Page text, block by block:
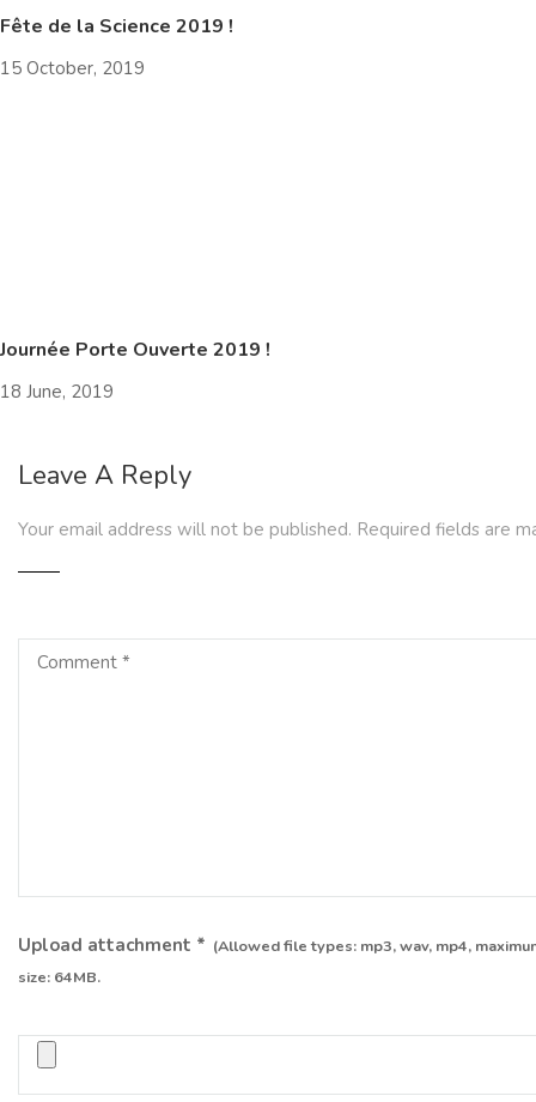
Fête de la Science 2019 !
15 October, 2019
Journée Porte Ouverte 2019 !
18 June, 2019
Leave A Reply
Your email address will not be published. Required fields are
Upload attachment * (Allowed file types: mp3, wav, mp4,
size: 64MB.